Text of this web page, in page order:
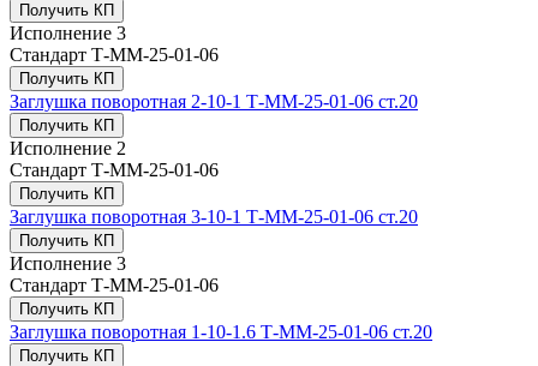
Получить КП
Исполнение 3
Стандарт Т-ММ-25-01-06
Получить КП
Заглушка поворотная 2-10-1 Т-ММ-25-01-06 ст.20
Получить КП
Исполнение 2
Стандарт Т-ММ-25-01-06
Получить КП
Заглушка поворотная 3-10-1 Т-ММ-25-01-06 ст.20
Получить КП
Исполнение 3
Стандарт Т-ММ-25-01-06
Получить КП
Заглушка поворотная 1-10-1.6 Т-ММ-25-01-06 ст.20
Получить КП